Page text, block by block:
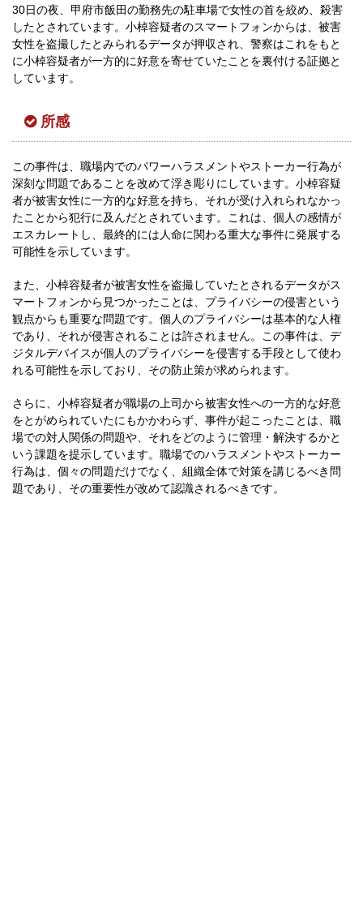
30日の夜、甲府市飯田の勤務先の駐車場で女性の首を絞め、殺害
したとされています。小棹容疑者のスマートフォンからは、被害
女性を盗撮したとみられるデータが押収され、警察はこれをもと
に小棹容疑者が一方的に好意を寄せていたことを裏付ける証拠と
しています。
所感
この事件は、職場内でのパワーハラスメントやストーカー行為が
深刻な問題であることを改めて浮き彫りにしています。小棹容疑
者が被害女性に一方的な好意を持ち、それが受け入れられなかっ
たことから犯行に及んだとされています。これは、個人の感情が
エスカレートし、最終的には人命に関わる重大な事件に発展する
可能性を示しています。
また、小棹容疑者が被害女性を盗撮していたとされるデータがス
マートフォンから見つかったことは、プライバシーの侵害という
観点からも重要な問題です。個人のプライバシーは基本的な人権
であり、それが侵害されることは許されません。この事件は、デ
ジタルデバイスが個人のプライバシーを侵害する手段として使わ
れる可能性を示しており、その防止策が求められます。
さらに、小棹容疑者が職場の上司から被害女性への一方的な好意
をとがめられていたにもかかわらず、事件が起こったことは、職
場での対人関係の問題や、それをどのように管理・解決するかと
いう課題を提示しています。職場でのハラスメントやストーカー
行為は、個々の問題だけでなく、組織全体で対策を講じるべき問
題であり、その重要性が改めて認識されるべきです。